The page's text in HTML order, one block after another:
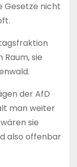
Gesetze nicht
sie
der AfD
man weiter
sie
also offenbar